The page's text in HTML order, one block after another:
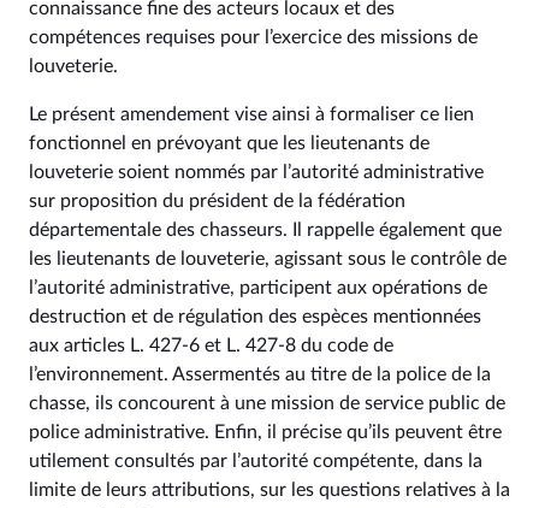
connaissance fine des acteurs locaux et des
compétences requises pour l’exercice des missions de
louveterie.
Le présent amendement vise ainsi à formaliser ce lien
fonctionnel en prévoyant que les lieutenants de
louveterie soient nommés par l’autorité administrative
sur proposition du président de la fédération
départementale des chasseurs. Il rappelle également que
les lieutenants de louveterie, agissant sous le contrôle de
l’autorité administrative, participent aux opérations de
destruction et de régulation des espèces mentionnées
aux articles L. 427-6 et L. 427-8 du code de
l’environnement. Assermentés au titre de la police de la
chasse, ils concourent à une mission de service public de
police administrative. Enfin, il précise qu’ils peuvent être
utilement consultés par l’autorité compétente, dans la
limite de leurs attributions, sur les questions relatives à la